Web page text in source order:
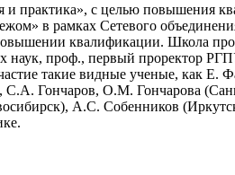
и практика», с целью повышения
в рамках Сетевого
повышении квалификации. Школа
наук, проф., первый проректор
такие видные ученые, как
Гончаров, О.М. Гончарова
А.С. Собенников